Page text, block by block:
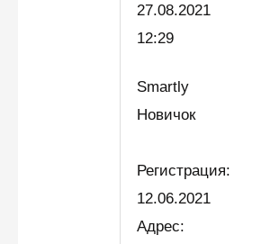
27.08.2021
12:29
Smartly
Новичок
Регистрация:
12.06.2021
Адрес: